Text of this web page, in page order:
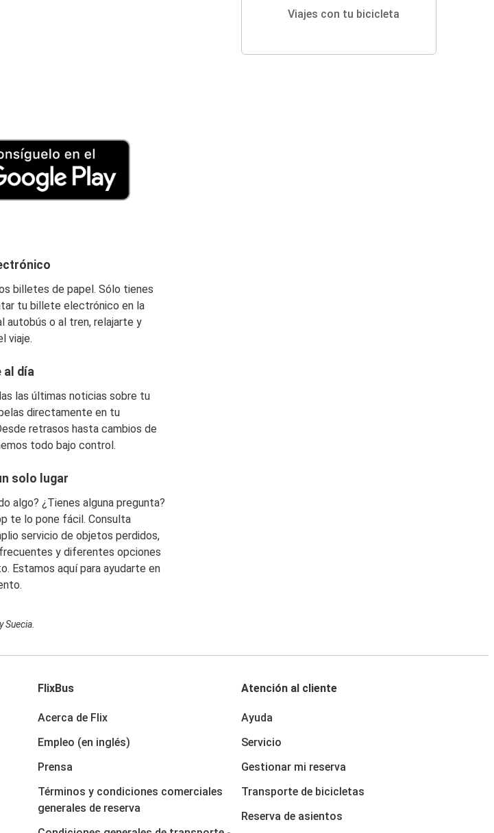
billetes de papel. Sólo tienes
tu billete electrónico en la
autobús o al tren, relajarte y
viaje.
al día
las últimas noticias sobre tu
directamente en tu
retrasos hasta cambios de
todo bajo control.
solo lugar
algo? ¿Tienes alguna pregunta?
te lo pone fácil. Consulta
servicio de objetos perdidos,
y diferentes opciones
Estamos aquí para ayudarte en
Suecia.
Viajes con tu bicicleta
FlixBus
Acerca de Flix
Empleo (en inglés)
Prensa
Términos y condiciones comerciales
generales de reserva
Atención al cliente
Ayuda
Servicio
Gestionar mi reserva
Transporte de bicicletas
Reserva de asientos